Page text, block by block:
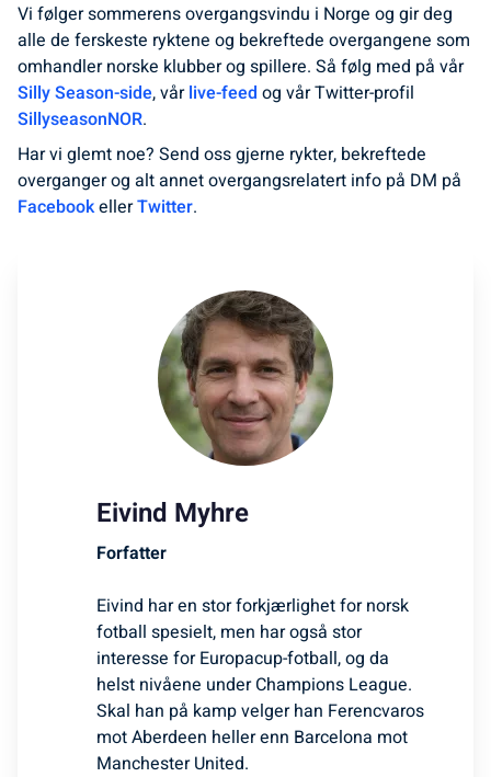
Vi følger sommerens overgangsvindu i Norge og gir deg
alle de ferskeste ryktene og bekreftede overgangene som
omhandler norske klubber og spillere. Så følg med på vår
Silly Season-side, vårlive-feed og vår Twitter-profil
SillyseasonNOR.
Har vi glemt noe? Send oss gjerne rykter, bekreftede
overganger og alt annet overgangsrelatert info på DM på
FacebookellerTwitter.
Eivind Myhre
Forfatter
Eivind har en stor forkjærlighet for norsk
fotball spesielt, men har også stor
interesse for Europacup-fotball, og da
helst nivåene under Champions League.
Skal han på kamp velger han Ferencvaros
mot Aberdeen heller enn Barcelona mot
Manchester United.